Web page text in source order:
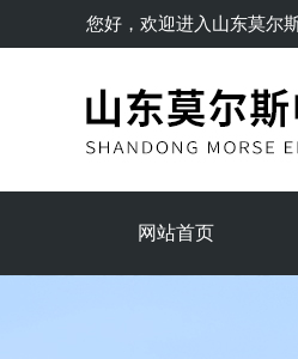
您好，欢迎进入 山东莫尔
网站首页